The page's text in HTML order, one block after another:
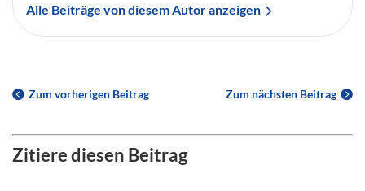
Alle Beiträge von diesem Autor anzeigen
Zum vorherigen Beitrag Zum nächsten Beitrag
Zitiere diesen Beitrag